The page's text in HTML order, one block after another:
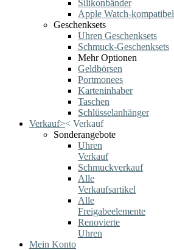
Silikonbänder
Apple Watch-kompatibel
Geschenksets
Uhren Geschenksets
Schmuck-Geschenksets
Mehr Optionen
Geldbörsen
Portmonees
Karteninhaber
Taschen
Schlüsselanhänger
Verkauf>< Verkauf
Sonderangebote
Uhren
Verkauf
Schmuckverkauf
Alle
Verkaufsartikel
Alle
Freigabeelemente
Renovierte
Uhren
Mein Konto